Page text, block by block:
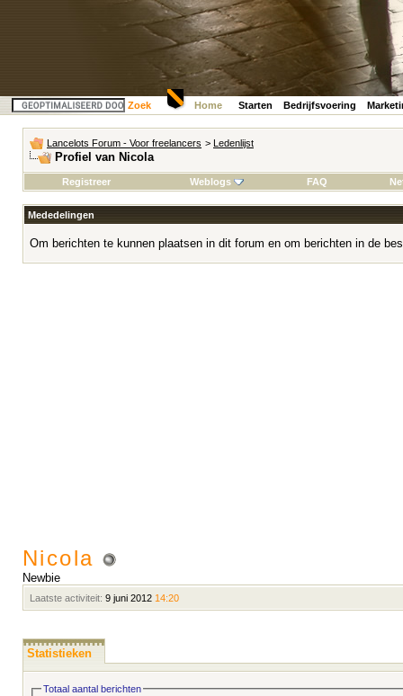
Zoek Home Starten Bedrijfsvoering
Lancelots Forum - Voor freelancers > Ledenlijst
Profiel van Nicola
Registreer Weblogs FAQ
Mededelingen
Om berichten te kunnen plaatsen in dit forum en om berichten in de
Nicola
Newbie
Laatste activiteit: 9 juni 2012 14:20
Statistieken
Totaal aantal berichten